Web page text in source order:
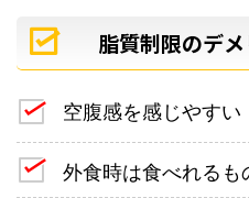
脂質制限のデ
空腹感を感じやすい
外食時は食べれるも